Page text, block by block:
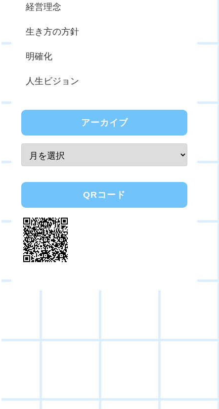
経営理念
生き方の方針
明確化
人生ビジョン
アーカイブ
QRコード